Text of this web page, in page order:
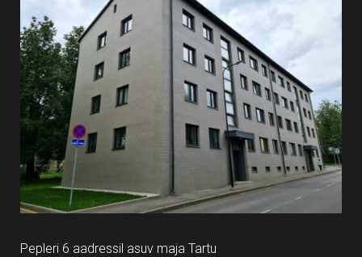
Pepleri 6 aadressil asuv maja Tartu